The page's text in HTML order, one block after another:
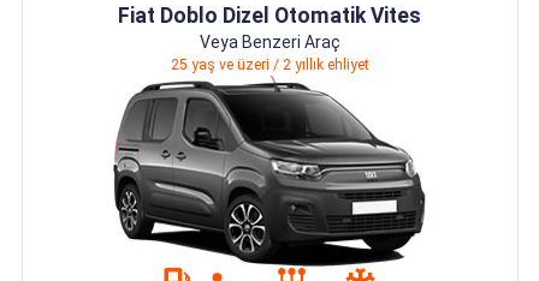
Fiat Doblo Dizel Otomatik Vites
Veya Benzeri Araç
25 yaş ve üzeri / 2 yıllık ehliyet